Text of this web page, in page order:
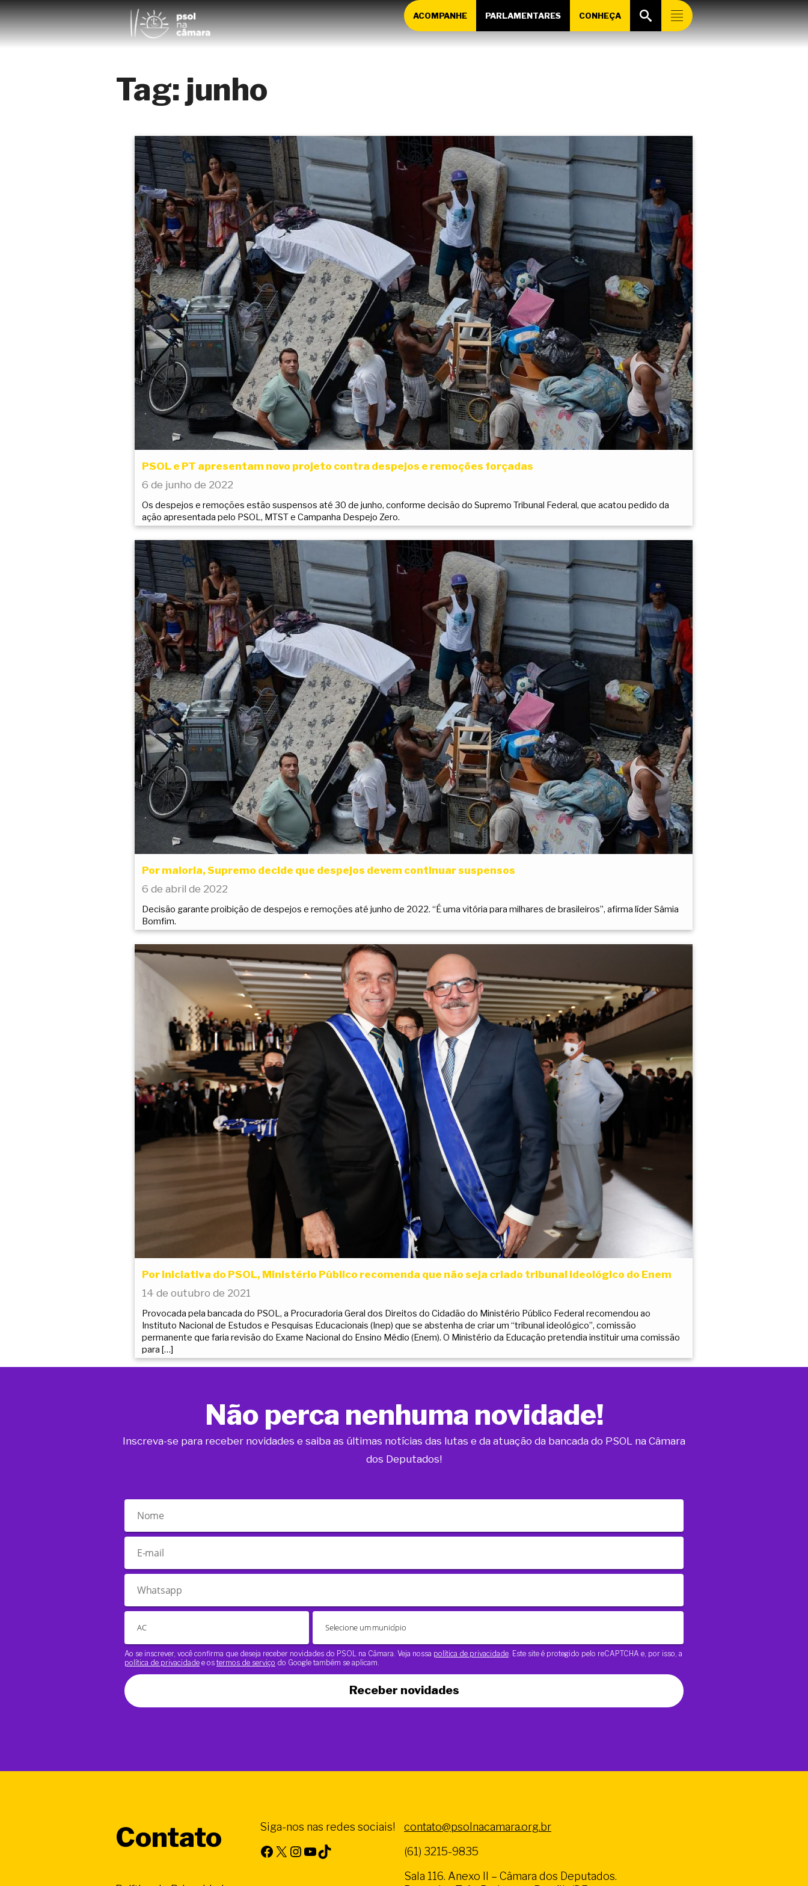
ACOMPANHE PARLAMENTARES CONHEÇA
Tag: junho
PSOL e PT apresentam novo projeto contra despejos e remoções forçadas
6 de junho de 2022
Os despejos e remoções estão suspensos até 30 de junho, conforme decisão do Supremo Tribunal Federal, que acatou pedido da
ação apresentada pelo PSOL, MTST e Campanha Despejo Zero.
Por maioria, Supremo decide que despejos devem continuar suspensos
6 de abril de 2022
Decisão garante proibição de despejos e remoções até junho de 2022. “É uma vitória para milhares de brasileiros”, afirma líder Sâmia
Bomfim.
Por iniciativa do PSOL, Ministério Público recomenda que não seja criado tribunal ideológico do Enem
14 de outubro de 2021
Provocada pela bancada do PSOL, a Procuradoria Geral dos Direitos do Cidadão do Ministério Público Federal recomendou ao
Instituto Nacional de Estudos e Pesquisas Educacionais (Inep) que se abstenha de criar um “tribunal ideológico”, comissão
permanente que faria revisão do Exame Nacional do Ensino Médio (Enem). O Ministério da Educação pretendia instituir uma comissão
para […]
Não perca nenhuma novidade!
Inscreva-se para receber novidades e saiba as últimas notícias das lutas e da atuação da bancada do PSOL na Câmara
dos Deputados!
Ao se inscrever, você confirma que deseja receber novidades do PSOL na Câmara. Veja nossa política de privacidade . Este site é protegido pelo reCAPTCHA e, por isso, a
política de privacidade e os termos de serviço do Google também se aplicam.
Receber novidades
Contato Siga-nos nas redes sociais!
Facebook X Instagram Youtube TikTok
contato@psolnacamara.org.br
(61) 3215-9835
Sala 116. Anexo II – Câmara dos Deputados.